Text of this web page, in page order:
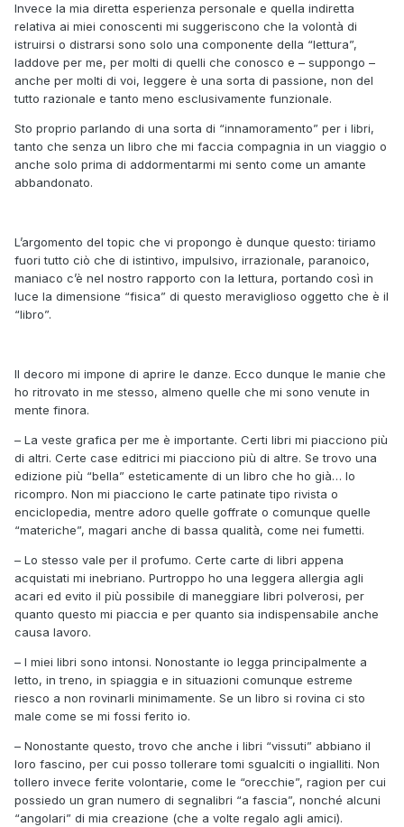
Invece la mia diretta esperienza personale e quella indiretta
relativa ai miei conoscenti mi suggeriscono che la volontà di
istruirsi o distrarsi sono solo una componente della “lettura”,
laddove per me, per molti di quelli che conosco e – suppongo –
anche per molti di voi, leggere è una sorta di passione, non del
tutto razionale e tanto meno esclusivamente funzionale.
Sto proprio parlando di una sorta di “innamoramento” per i libri,
tanto che senza un libro che mi faccia compagnia in un viaggio o
anche solo prima di addormentarmi mi sento come un amante
abbandonato.
L’argomento del topic che vi propongo è dunque questo: tiriamo
fuori tutto ciò che di istintivo, impulsivo, irrazionale, paranoico,
maniaco c’è nel nostro rapporto con la lettura, portando così in
luce la dimensione “fisica” di questo meraviglioso oggetto che è il
“libro”.
Il decoro mi impone di aprire le danze. Ecco dunque le manie che
ho ritrovato in me stesso, almeno quelle che mi sono venute in
mente finora.
– La veste grafica per me è importante. Certi libri mi piacciono più
di altri. Certe case editrici mi piacciono più di altre. Se trovo una
edizione più “bella” esteticamente di un libro che ho già… lo
ricompro. Non mi piacciono le carte patinate tipo rivista o
enciclopedia, mentre adoro quelle goffrate o comunque quelle
“materiche”, magari anche di bassa qualità, come nei fumetti.
– Lo stesso vale per il profumo. Certe carte di libri appena
acquistati mi inebriano. Purtroppo ho una leggera allergia agli
acari ed evito il più possibile di maneggiare libri polverosi, per
quanto questo mi piaccia e per quanto sia indispensabile anche
causa lavoro.
– I miei libri sono intonsi. Nonostante io legga principalmente a
letto, in treno, in spiaggia e in situazioni comunque estreme
riesco a non rovinarli minimamente. Se un libro si rovina ci sto
male come se mi fossi ferito io.
– Nonostante questo, trovo che anche i libri “vissuti” abbiano il
loro fascino, per cui posso tollerare tomi sgualciti o ingialliti. Non
tollero invece ferite volontarie, come le “orecchie”, ragion per cui
possiedo un gran numero di segnalibri “a fascia”, nonché alcuni
“angolari” di mia creazione (che a volte regalo agli amici).